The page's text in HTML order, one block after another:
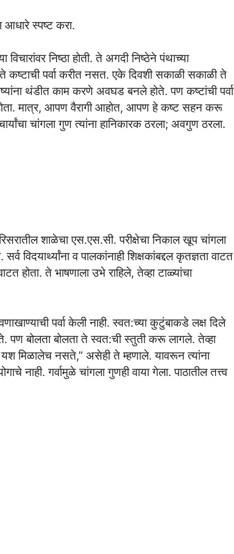
आधारे स्पष्ट करा.
निष्ठा होती. ते अगदी निष्ठेने पंथाच्या
पर्वा करीत नसत. एके दिवशी सकाळी सकाळी ते
थंडीत काम करणे अवघड बनले होते. पण कष्टांची पर्वा
होता. मात्र, आपण वैरागी आहोत, आपण हे कष्ट सहन करू
चांगला गुण त्यांना हानिकारक ठरला; अवगुण ठरला.
शाळेचा एस.एस.सी. परीक्षेचा निकाल खूप चांगला
विदयार्थ्यांना व पालकांनाही शिक्षकांबद्दल कृतज्ञता वाटत
होता. ते भाषणाला उभे राहिले, तेव्हा टाळ्यांचा
पर्वा केली नाही. स्वत:च्या कुटुंबाकडे लक्ष दिले
पण बोलता बोलता ते स्वत:ची स्तुती करू लागले. तेव्हा
यश मिळालेच नसते,” असेही ते म्हणाले. यावरून त्यांना
गर्वामुळे चांगला गुणही वाया गेला. पाठातील तत्त्व